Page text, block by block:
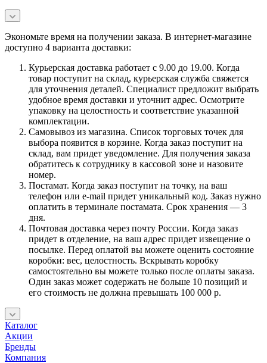
Экономьте время на получении заказа. В интернет-магазине
доступно 4 варианта доставки:
Курьерская доставка работает с 9.00 до 19.00. Когда
товар поступит на склад, курьерская служба свяжется
для уточнения деталей. Специалист предложит выбрать
удобное время доставки и уточнит адрес. Осмотрите
упаковку на целостность и соответствие указанной
комплектации.
Самовывоз из магазина. Список торговых точек для
выбора появится в корзине. Когда заказ поступит на
склад, вам придет уведомление. Для получения заказа
обратитесь к сотруднику в кассовой зоне и назовите
номер.
Постамат. Когда заказ поступит на точку, на ваш
телефон или e-mail придет уникальный код. Заказ нужно
оплатить в терминале постамата. Срок хранения — 3
дня.
Почтовая доставка через почту России. Когда заказ
придет в отделение, на ваш адрес придет извещение о
посылке. Перед оплатой вы можете оценить состояние
коробки: вес, целостность. Вскрывать коробку
самостоятельно вы можете только после оплаты заказа.
Один заказ может содержать не больше 10 позиций и
его стоимость не должна превышать 100 000 р.
Каталог
Акции
Бренды
Компания